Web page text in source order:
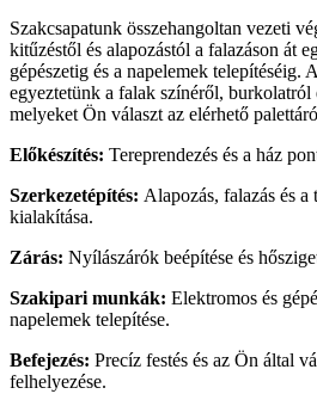
Szakcsapatunk összehangoltan vezeti
kitűzéstől és alapozástól a falazáson át
gépészetig és a napelemek telepítéséig.
egyeztetünk a falak színéről, burkolatról
melyeket Ön választ az elérhető
Előkészítés: Tereprendezés és a ház
Szerkezetépítés: Alapozás, falazás és a
kialakítása.
Zárás: Nyílászárók beépítése és
Szakipari munkák: Elektromos és
napelemek telepítése.
Befejezés: Precíz festés és az Ön által
felhelyezése.